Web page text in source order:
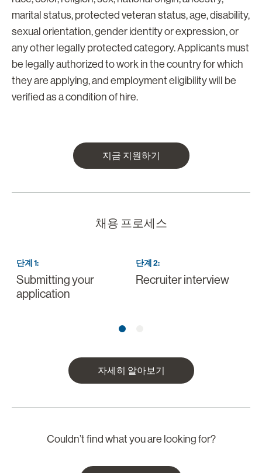
marital status, protected veteran status, age, disability,
sexual orientation, gender identity or expression, or
any other legally protected category. Applicants must
be legally authorized to work in the country for which
they are applying, and employment eligibility will be
verified as a condition of hire.
지금 지원하기
채용 프로세스
단계 1:
Submitting your
application
단계 2:
Recruiter interview
자세히 알아보기
Couldn’t find what you are looking for?